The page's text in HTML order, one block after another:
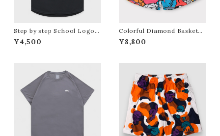
Step by step School Logo
S/S Cool Tee（Black）
¥4,500
Colorful Diamond Basketba
ll Pocket Short
¥8,800